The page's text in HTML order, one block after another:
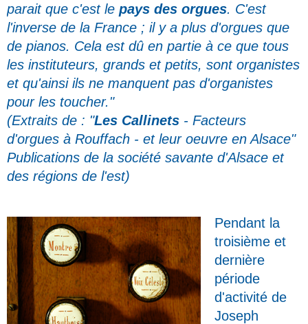
parait que c'est le pays des orgues. C'est
l'inverse de la France ; il y a plus d'orgues que
de pianos. Cela est dû en partie à ce que tous
les instituteurs, grands et petits, sont organistes
et qu'ainsi ils ne manquent pas d'organistes
pour les toucher."
(Extraits de : "Les Callinets - Facteurs
d'orgues à Rouffach - et leur oeuvre en Alsace"
Publications de la société savante d'Alsace et
des régions de l'est)
Pendant la
troisième et
dernière
période
d'activité de
Joseph